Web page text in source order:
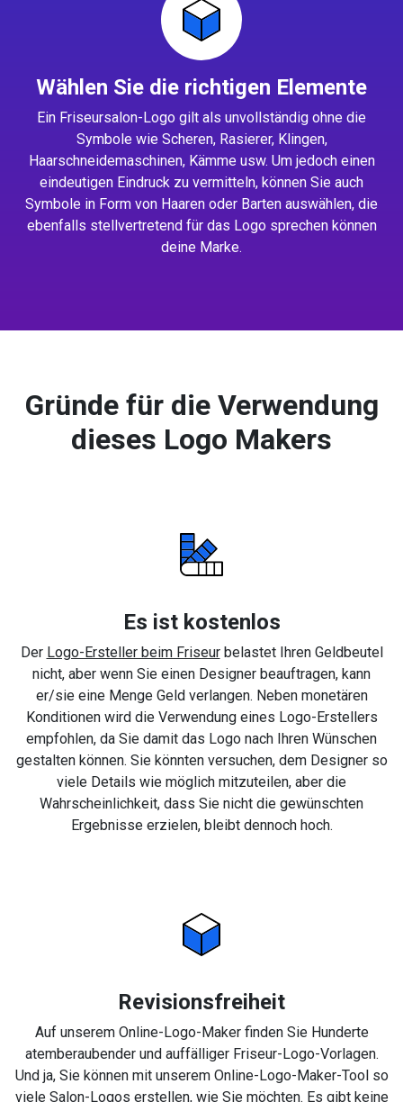
Wählen Sie die richtigen Elemente
Ein Friseursalon-Logo gilt als unvollständig ohne die
Symbole wie Scheren, Rasierer, Klingen,
Haarschneidemaschinen, Kämme usw. Um jedoch einen
eindeutigen Eindruck zu vermitteln, können Sie auch
Symbole in Form von Haaren oder Barten auswählen, die
ebenfalls stellvertretend für das Logo sprechen können
deine Marke.
Gründe für die Verwendung
dieses Logo Makers
Es ist kostenlos
Der Logo-Ersteller beim Friseurbelastet Ihren Geldbeutel
nicht, aber wenn Sie einen Designer beauftragen, kann
er/sie eine Menge Geld verlangen. Neben monetären
Konditionen wird die Verwendung eines Logo-Erstellers
empfohlen, da Sie damit das Logo nach Ihren Wünschen
gestalten können. Sie könnten versuchen, dem Designer so
viele Details wie möglich mitzuteilen, aber die
Wahrscheinlichkeit, dass Sie nicht die gewünschten
Ergebnisse erzielen, bleibt dennoch hoch.
Revisionsfreiheit
Auf unserem Online-Logo-Maker finden Sie Hunderte
atemberaubender und auffälliger Friseur-Logo-Vorlagen.
Und ja, Sie können mit unserem Online-Logo-Maker-Tool so
viele Salon-Logos erstellen, wie Sie möchten. Es gibt keine